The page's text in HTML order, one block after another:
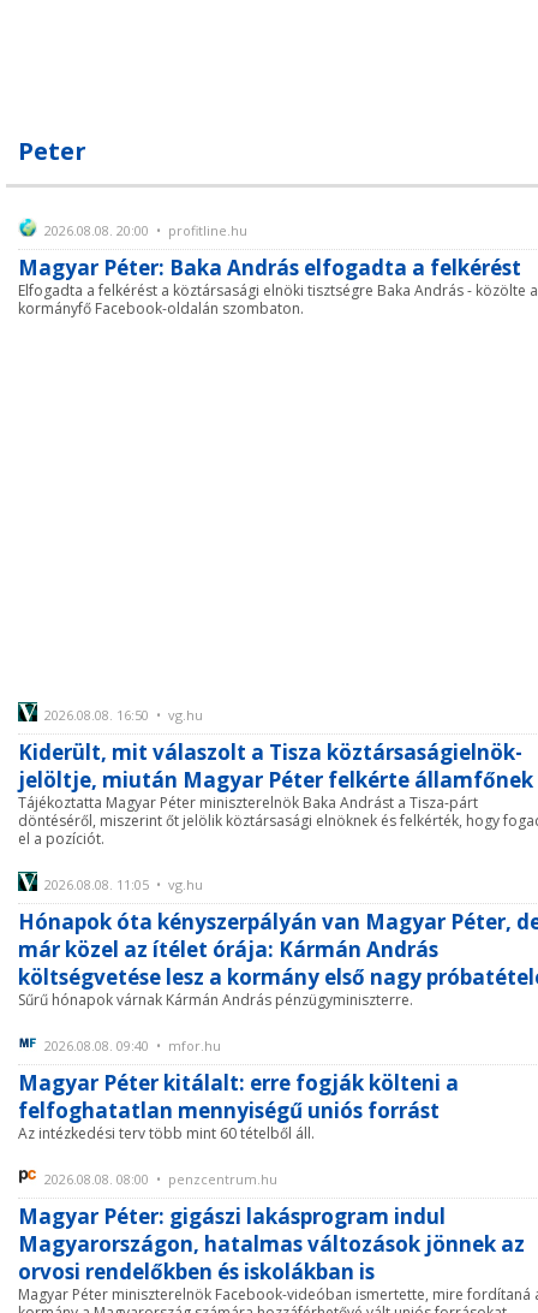
Peter
2026.08.08. 20:00 • profitline.hu
Magyar Péter: Baka András elfogadta a felkérést
Elfogadta a felkérést a köztársasági elnöki tisztségre Baka András - közölte a
kormányfő Facebook-oldalán szombaton.
2026.08.08. 16:50 • vg.hu
Kiderült, mit válaszolt a Tisza köztársaságielnök-
jelöltje, miután Magyar Péter felkérte államfőnek
Tájékoztatta Magyar Péter miniszterelnök Baka Andrást a Tisza-párt
döntéséről, miszerint őt jelölik köztársasági elnöknek és felkérték, hogy
el a pozíciót.
2026.08.08. 11:05 • vg.hu
Hónapok óta kényszerpályán van Magyar Péter,
már közel az ítélet órája: Kármán András
költségvetése lesz a kormány első nagy
Sűrű hónapok várnak Kármán András pénzügyminiszterre.
2026.08.08. 09:40 • mfor.hu
Magyar Péter kitálalt: erre fogják költeni a
felfoghatatlan mennyiségű uniós forrást
Az intézkedési terv több mint 60 tételből áll.
2026.08.08. 08:00 • penzcentrum.hu
Magyar Péter: gigászi lakásprogram indul
Magyarországon, hatalmas változások jönnek az
orvosi rendelőkben és iskolákban is
Magyar Péter miniszterelnök Facebook-videóban ismertette, mire fordítaná